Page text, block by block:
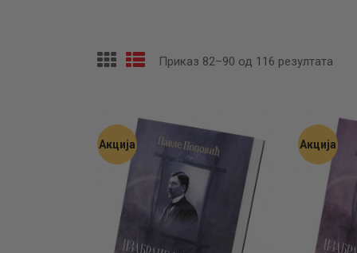
Приказ 82–90 од 116 резултата
Акција Акција